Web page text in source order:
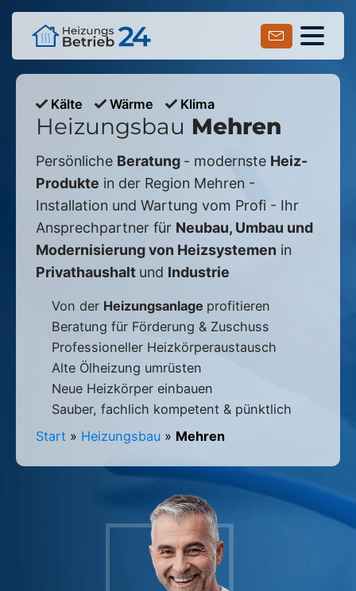
Kälte Wärme Klima
Heizungsbau Mehren
Persönliche Beratung - modernste Heiz-
Produkte in der Region Mehren -
Installation und Wartung vom Profi - Ihr
Ansprechpartner für Neubau, Umbau und
Modernisierung von Heizsystemen in
Privathaushalt und Industrie
Von der Heizungsanlage profitieren
Beratung für Förderung & Zuschuss
Professioneller Heizkörperaustausch
Alte Ölheizung umrüsten
Neue Heizkörper einbauen
Sauber, fachlich kompetent & pünktlich
Start » Heizungsbau » Mehren